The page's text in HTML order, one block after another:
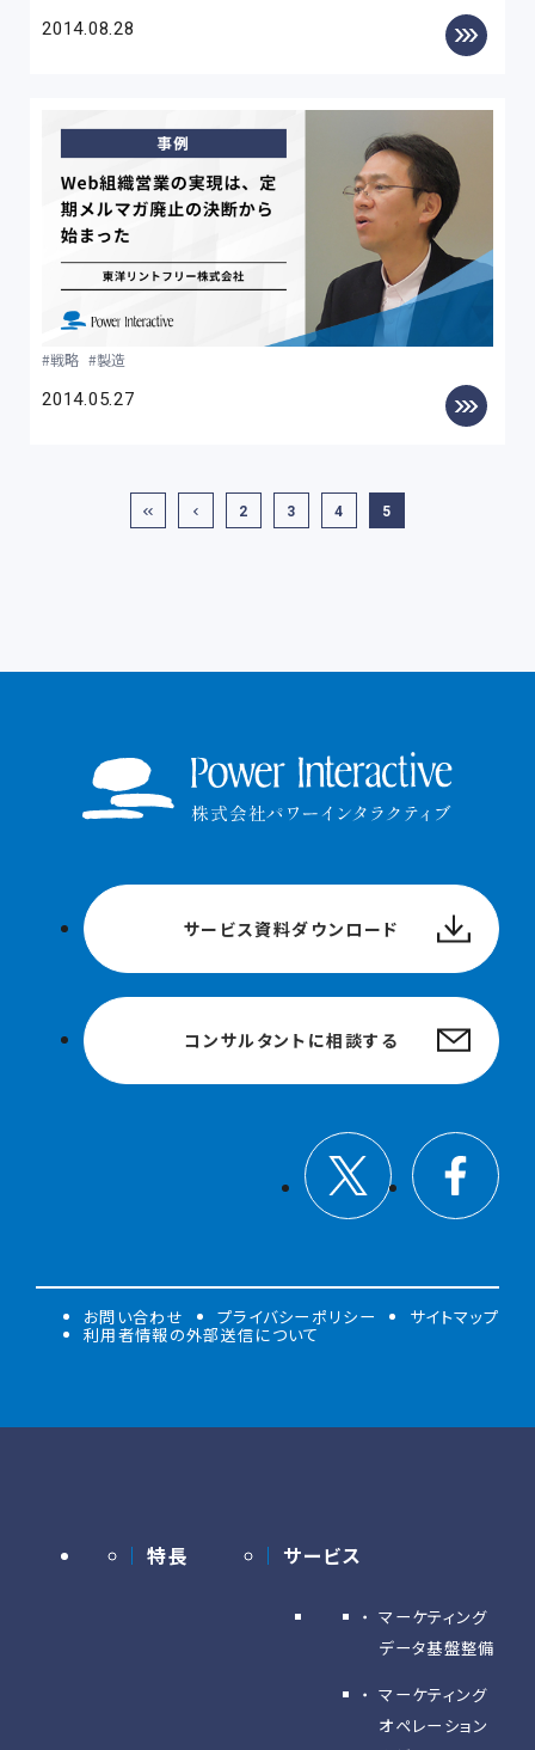
2014.08.28
戦略 製造
2014.05.27
2 3 4 5
サービス資料ダウンロード
コンサルタントに相談する
お問い合わせ プライバシーポリシー サイトマップ
利用者情報の外部送信について
特長 サービス
マーケティング
データ基盤整備
マーケティング
オペレーション